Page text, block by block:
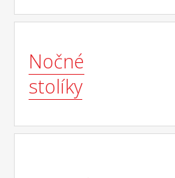
Nočné
stolíky